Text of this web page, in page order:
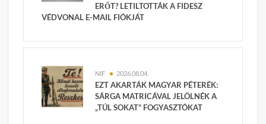
ERŐT? LETILTOTTÁK A FIDESZ
VÉDVONAL E-MAIL FIÓKJÁT
NIF 2026.08.04.
EZT AKARTÁK MAGYAR PÉTERÉK:
SÁRGA MATRICÁVAL JELÖLNÉK A
„TÚL SOKAT” FOGYASZTÓKAT